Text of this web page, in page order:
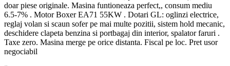
doar piese originale. Masina funtioneaza perfect,, consum mediu
6.5-7% . Motor Boxer EA71 55KW . Dotari GL: oglinzi electrice,
reglaj volan si scaun sofer pe mai multe pozitii, sistem hold mecanic,
deschidere clapeta benzina si portbagaj din interior, spalator faruri .
Taxe zero. Masina merge pe orice distanta. Fiscal pe loc. Pret usor
negociabil